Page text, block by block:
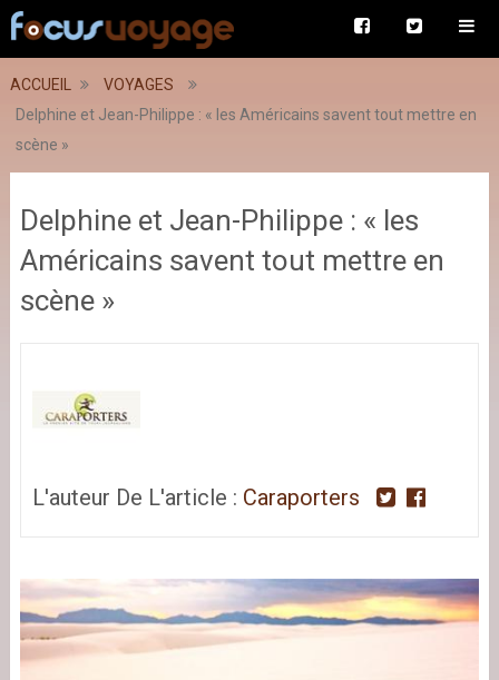
ACCUEIL
VOYAGES
Delphine et Jean-Philippe : « les Américains savent tout mettre en
scène »
Delphine et Jean-Philippe : « les
Américains savent tout mettre en
scène »
L'auteur De L'article : Caraporters